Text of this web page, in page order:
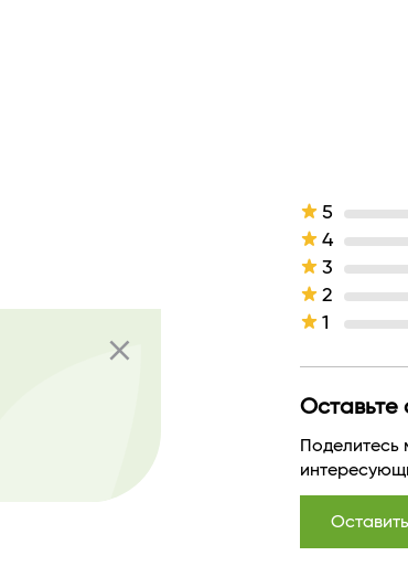
close
5
4
3
2
1
Оставьте
Поделитесь